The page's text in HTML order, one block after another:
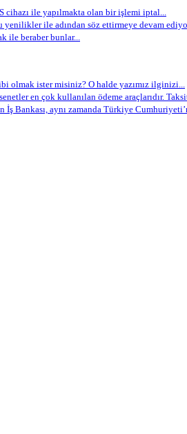
cihazı ile yapılmakta olan bir işlemi iptal...
yenilikler ile adından söz ettirmeye devam
beraber bunlar...
olmak ister misiniz? O halde yazımız ilginizi...
en çok kullanılan ödeme araçlarıdır.
İş Bankası, aynı zamanda Türkiye